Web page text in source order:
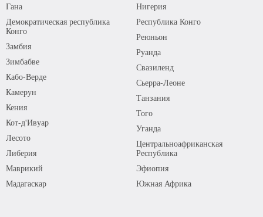
Гана
Демократическая республика
Конго
Замбия
Зимбабве
Кабо-Верде
Камерун
Кения
Кот-д'Ивуар
Лесото
Либерия
Маврикий
Мадагаскар
Нигерия
Республика Конго
Реюньон
Руанда
Свазиленд
Сьерра-Леоне
Танзания
Того
Уганда
Центральноафриканская
Республика
Эфиопия
Южная Африка